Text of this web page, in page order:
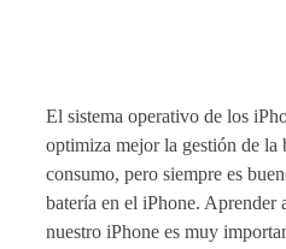
El sistema operativo de los
optimiza mejor la gestión de la
consumo, pero siempre es
batería en el iPhone. Aprender
nuestro iPhone es muy